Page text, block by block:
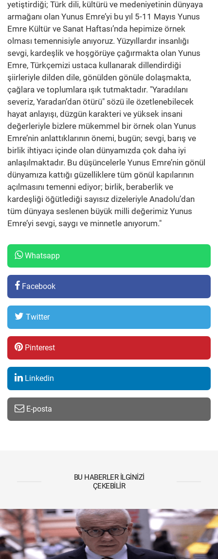
yetiştirdiği; Türk dili, kültürü ve medeniyetinin dünyaya
armağanı olan Yunus Emre’yi bu yıl 5-11 Mayıs Yunus
Emre Kültür ve Sanat Haftası’nda hepimize örnek
olması temennisiyle anıyoruz. Yüzyıllardır insanlığı
sevgi, kardeşlik ve hoşgörüye çağırmakta olan Yunus
Emre, Türkçemizi ustaca kullanarak dillendirdiği
şiirleriyle dilden dile, gönülden gönüle dolaşmakta,
çağlara ve toplumlara ışık tutmaktadır. "Yaradılanı
severiz, Yaradan’dan ötürü" sözü ile özetlenebilecek
hayat anlayışı, düzgün karakteri ve yüksek insani
değerleriyle bizlere mükemmel bir örnek olan Yunus
Emre’nin anlattıklarının önemi, bugün; sevgi, barış ve
birlik ihtiyacı içinde olan dünyamızda çok daha iyi
anlaşılmaktadır. Bu düşüncelerle Yunus Emre’nin gönül
dünyamıza kattığı güzelliklere tüm gönül kapılarının
açılmasını temenni ediyor; birlik, beraberlik ve
kardeşliği öğütlediği sayısız dizeleriyle Anadolu’dan
tüm dünyaya seslenen büyük milli değerimiz Yunus
Emre’yi sevgi, saygı ve minnetle anıyorum."
Whatsapp
Facebook
Twitter
Pinterest
Linkedin
E-posta
BU HABERLER İLGINIZI
ÇEKEBILIR